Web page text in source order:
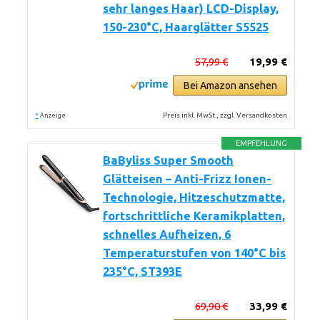
sehr langes Haar) LCD-Display,
150-230°C, Haarglätter S5525
19,99 €
57,99 €
Bei Amazon ansehen
* Anzeige Preis inkl. MwSt., zzgl. Versandkosten
EMPFEHLUNG
BaByliss Super Smooth
Glätteisen – Anti-Frizz Ionen-
Technologie, Hitzeschutzmatte,
fortschrittliche Keramikplatten,
schnelles Aufheizen, 6
Temperaturstufen von 140°C bis
235°C, ST393E
33,99 €
69,90 €